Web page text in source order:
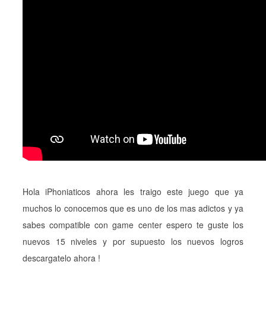
Hola iPhoniaticos ahora les traigo este juego que ya
muchos lo conocemos que es uno de los mas adictos y ya
sabes compatible con game center espero te guste los
nuevos 15 niveles y por supuesto los nuevos logros
descargatelo ahora !